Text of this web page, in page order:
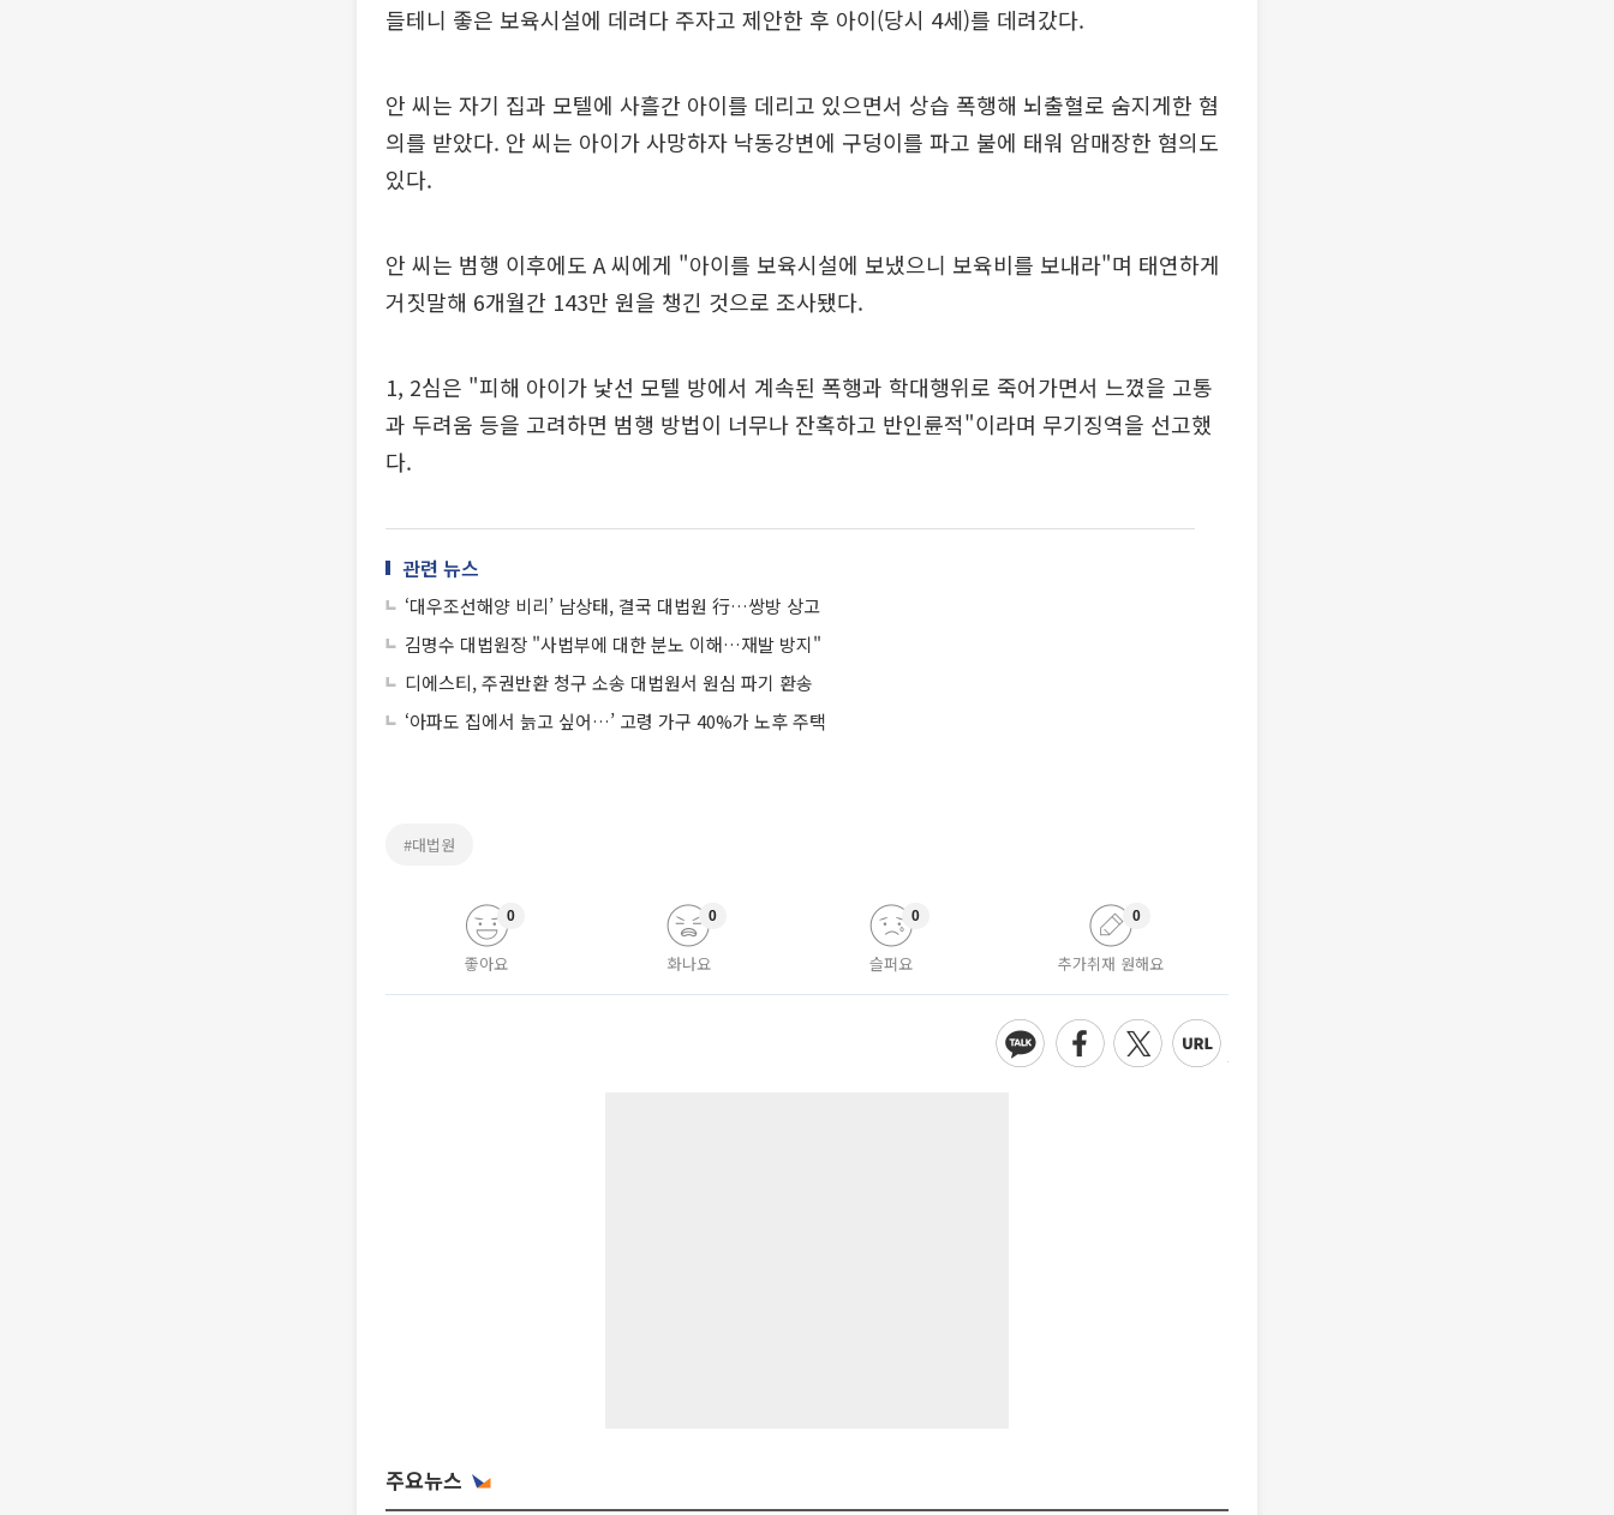
들테니 좋은 보육시설에 데려다 주자고 제안한 후 아이(당시 4세)를 데려갔다.
안 씨는 자기 집과 모텔에 사흘간 아이를 데리고 있으면서 상습 폭행해 뇌출혈로 숨지게한 혐
의를 받았다. 안 씨는 아이가 사망하자 낙동강변에 구덩이를 파고 불에 태워 암매장한 혐의도
있다.
안 씨는 범행 이후에도 A 씨에게 "아이를 보육시설에 보냈으니 보육비를 보내라"며 태연하게
거짓말해 6개월간 143만 원을 챙긴 것으로 조사됐다.
1, 2심은 "피해 아이가 낯선 모텔 방에서 계속된 폭행과 학대행위로 죽어가면서 느꼈을 고통
과 두려움 등을 고려하면 범행 방법이 너무나 잔혹하고 반인륜적"이라며 무기징역을 선고했
다.
관련 뉴스
‘대우조선해양 비리’ 남상태, 결국 대법원 行…쌍방 상고
김명수 대법원장 "사법부에 대한 분노 이해…재발 방지"
디에스티, 주권반환 청구 소송 대법원서 원심 파기 환송
‘아파도 집에서 늙고 싶어…’ 고령 가구 40%가 노후 주택
#대법원
좋아요
0
화나요
0
슬퍼요
0
추가취재 원해요
0
주요뉴스